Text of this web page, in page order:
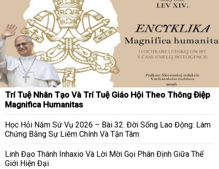
Trí Tuệ Nhân Tạo Và Trí Tuệ Giáo Hội Theo Thông Điệp
Magnifica Humanitas
Học Hỏi Năm Sứ Vụ 2026 – Bài 32. Đời Sống Lao Động: Làm
Chứng Bằng Sự Liêm Chính Và Tận Tâm
Linh Đạo Thánh Inhaxio Và Lời Mời Gọi Phân Định Giữa Thế
Giới Hiện Đại